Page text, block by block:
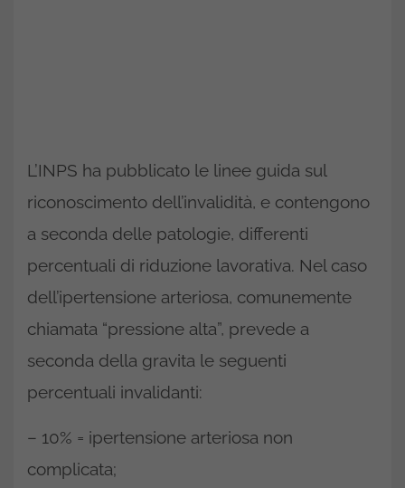
L’INPS ha pubblicato le linee guida sul
riconoscimento dell’invalidità, e contengono
a seconda delle patologie, differenti
percentuali di riduzione lavorativa. Nel caso
dell’ipertensione arteriosa, comunemente
chiamata “pressione alta”, prevede a
seconda della gravita le seguenti
percentuali invalidanti:
– 10% = ipertensione arteriosa non
complicata;